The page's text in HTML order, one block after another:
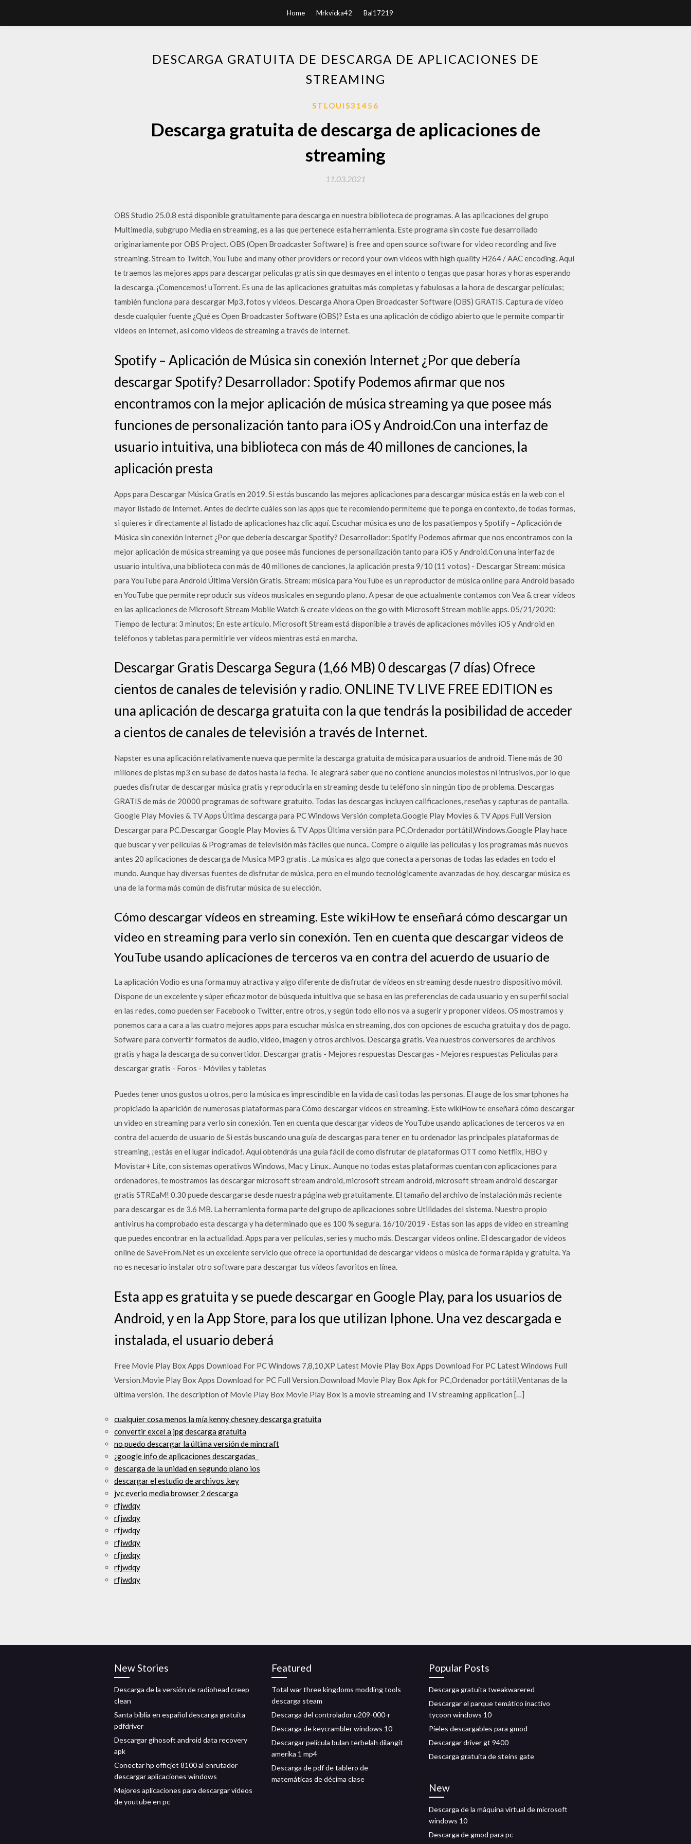
Home Mrkvicka42 Bal17219
DESCARGA GRATUITA DE DESCARGA DE APLICACIONES DE
STREAMING
STLOUIS31456
Descarga gratuita de descarga de aplicaciones de
streaming
11.03.2021
OBS Studio 25.0.8 está disponible gratuitamente para descarga en nuestra biblioteca de programas. A las aplicaciones del grupo
Multimedia, subgrupo Media en streaming, es a las que pertenece esta herramienta. Este programa sin coste fue desarrollado
originariamente por OBS Project. OBS (Open Broadcaster Software) is free and open source software for video recording and live
streaming. Stream to Twitch, YouTube and many other providers or record your own videos with high quality H264 / AAC encoding. Aquí
te traemos las mejores apps para descargar peliculas gratis sin que desmayes en el intento o tengas que pasar horas y horas esperando
la descarga. ¡Comencemos! uTorrent. Es una de las aplicaciones gratuitas más completas y fabulosas a la hora de descargar películas;
también funciona para descargar Mp3, fotos y videos. Descarga Ahora Open Broadcaster Software (OBS) GRATIS. Captura de vídeo
desde cualquier fuente ¿Qué es Open Broadcaster Software (OBS)? Esta es una aplicación de código abierto que le permite compartir
vídeos en Internet, así como videos de streaming a través de Internet.
Spotify – Aplicación de Música sin conexión Internet ¿Por que debería
descargar Spotify? Desarrollador: Spotify Podemos afirmar que nos
encontramos con la mejor aplicación de música streaming ya que posee más
funciones de personalización tanto para iOS y Android.Con una interfaz de
usuario intuitiva, una biblioteca con más de 40 millones de canciones, la
aplicación presta
Apps para Descargar Música Gratis en 2019. Si estás buscando las mejores aplicaciones para descargar música estás en la web con el
mayor listado de Internet. Antes de decirte cuáles son las apps que te recomiendo permíteme que te ponga en contexto, de todas formas,
si quieres ir directamente al listado de aplicaciones haz clic aquí. Escuchar música es uno de los pasatiempos y Spotify – Aplicación de
Música sin conexión Internet ¿Por que debería descargar Spotify? Desarrollador: Spotify Podemos afirmar que nos encontramos con la
mejor aplicación de música streaming ya que posee más funciones de personalización tanto para iOS y Android.Con una interfaz de
usuario intuitiva, una biblioteca con más de 40 millones de canciones, la aplicación presta 9/10 (11 votos) - Descargar Stream: música
para YouTube para Android Última Versión Gratis. Stream: música para YouTube es un reproductor de música online para Android basado
en YouTube que permite reproducir sus vídeos musicales en segundo plano. A pesar de que actualmente contamos con Vea & crear vídeos
en las aplicaciones de Microsoft Stream Mobile Watch & create videos on the go with Microsoft Stream mobile apps. 05/21/2020;
Tiempo de lectura: 3 minutos; En este artículo. Microsoft Stream está disponible a través de aplicaciones móviles iOS y Android en
teléfonos y tabletas para permitirle ver vídeos mientras está en marcha.
Descargar Gratis Descarga Segura (1,66 MB) 0 descargas (7 días) Ofrece
cientos de canales de televisión y radio. ONLINE TV LIVE FREE EDITION es
una aplicación de descarga gratuita con la que tendrás la posibilidad de acceder
a cientos de canales de televisión a través de Internet.
Napster es una aplicación relativamente nueva que permite la descarga gratuita de música para usuarios de android. Tiene más de 30
millones de pistas mp3 en su base de datos hasta la fecha. Te alegrará saber que no contiene anuncios molestos ni intrusivos, por lo que
puedes disfrutar de descargar música gratis y reproducirla en streaming desde tu teléfono sin ningún tipo de problema. Descargas
GRATIS de más de 20000 programas de software gratuito. Todas las descargas incluyen calificaciones, reseñas y capturas de pantalla.
Google Play Movies & TV Apps Última descarga para PC Windows Versión completa.Google Play Movies & TV Apps Full Version
Descargar para PC.Descargar Google Play Movies & TV Apps Última versión para PC,Ordenador portátil,Windows.Google Play hace
que buscar y ver películas & Programas de televisión más fáciles que nunca.. Compre o alquile las películas y los programas más nuevos
antes 20 aplicaciones de descarga de Musica MP3 gratis . La música es algo que conecta a personas de todas las edades en todo el
mundo. Aunque hay diversas fuentes de disfrutar de música, pero en el mundo tecnológicamente avanzadas de hoy, descargar música es
una de la forma más común de disfrutar música de su elección.
Cómo descargar vídeos en streaming. Este wikiHow te enseñará cómo descargar un
video en streaming para verlo sin conexión. Ten en cuenta que descargar videos de
YouTube usando aplicaciones de terceros va en contra del acuerdo de usuario de
La aplicación Vodio es una forma muy atractiva y algo diferente de disfrutar de vídeos en streaming desde nuestro dispositivo móvil.
Dispone de un excelente y súper eficaz motor de búsqueda intuitiva que se basa en las preferencias de cada usuario y en su perfil social
en las redes, como pueden ser Facebook o Twitter, entre otros, y según todo ello nos va a sugerir y proponer vídeos. OS mostramos y
ponemos cara a cara a las cuatro mejores apps para escuchar música en streaming, dos con opciones de escucha gratuita y dos de pago.
Sofware para convertir formatos de audio, vídeo, imagen y otros archivos. Descarga gratis. Vea nuestros conversores de archivos
gratis y haga la descarga de su convertidor. Descargar gratis - Mejores respuestas Descargas - Mejores respuestas Peliculas para
descargar gratis - Foros - Móviles y tabletas
Puedes tener unos gustos u otros, pero la música es imprescindible en la vida de casi todas las personas. El auge de los smartphones ha
propiciado la aparición de numerosas plataformas para Cómo descargar vídeos en streaming. Este wikiHow te enseñará cómo descargar
un video en streaming para verlo sin conexión. Ten en cuenta que descargar videos de YouTube usando aplicaciones de terceros va en
contra del acuerdo de usuario de Si estás buscando una guía de descargas para tener en tu ordenador las principales plataformas de
streaming, ¡estás en el lugar indicado!. Aquí obtendrás una guía fácil de como disfrutar de plataformas OTT como Netflix, HBO y
Movistar+ Lite, con sistemas operativos Windows, Mac y Linux.. Aunque no todas estas plataformas cuentan con aplicaciones para
ordenadores, te mostramos las descargar microsoft stream android, microsoft stream android, microsoft stream android descargar
gratis STREaM! 0.30 puede descargarse desde nuestra página web gratuitamente. El tamaño del archivo de instalación más reciente
para descargar es de 3.6 MB. La herramienta forma parte del grupo de aplicaciones sobre Utilidades del sistema. Nuestro propio
antivirus ha comprobado esta descarga y ha determinado que es 100 % segura. 16/10/2019 · Estas son las apps de vídeo en streaming
que puedes encontrar en la actualidad. Apps para ver películas, series y mucho más. Descargar videos online. El descargador de videos
online de SaveFrom.Net es un excelente servicio que ofrece la oportunidad de descargar vídeos o música de forma rápida y gratuita. Ya
no es necesario instalar otro software para descargar tus vídeos favoritos en línea.
Esta app es gratuita y se puede descargar en Google Play, para los usuarios de
Android, y en la App Store, para los que utilizan Iphone. Una vez descargada e
instalada, el usuario deberá
Free Movie Play Box Apps Download For PC Windows 7,8,10,XP Latest Movie Play Box Apps Download For PC Latest Windows Full
Version.Movie Play Box Apps Download for PC Full Version.Download Movie Play Box Apk for PC,Ordenador portátil,Ventanas de la
última versión. The description of Movie Play Box Movie Play Box is a movie streaming and TV streaming application […]
cualquier cosa menos la mía kenny chesney descarga gratuita
convertir excel a jpg descarga gratuita
no puedo descargar la última versión de mincraft
¿google info de aplicaciones descargadas_
descarga de la unidad en segundo plano ios
descargar el estudio de archivos .key
jvc everio media browser 2 descarga
rfjwdqy
rfjwdqy
rfjwdqy
rfjwdqy
rfjwdqy
rfjwdqy
rfjwdqy
New Stories
Descarga de la versión de radiohead creep
clean
Santa biblia en español descarga gratuita
pdfdriver
Descargar gihosoft android data recovery
apk
Conectar hp officjet 8100 al enrutador
descargar aplicaciones windows
Mejores aplicaciones para descargar videos
de youtube en pc
Featured
Total war three kingdoms modding tools
descarga steam
Descarga del controlador u209-000-r
Descarga de keycrambler windows 10
Descargar película bulan terbelah dilangit
amerika 1 mp4
Descarga de pdf de tablero de
matemáticas de décima clase
Popular Posts
Descarga gratuita tweakwarered
Descargar el parque temático inactivo
tycoon windows 10
Pieles descargables para gmod
Descargar driver gt 9400
Descarga gratuita de steins gate
New
Descarga de la máquina virtual de microsoft
windows 10
Descarga de gmod para pc